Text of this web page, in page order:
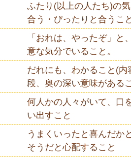
ふたり(以上の人たち)の
合う・ぴったりと合うこ
「おれは、やったぞ」
意な気分でいること。
だれにも、わかること(
段、奥の深い意味がある
何人かの人々がいて、口
い出すこと
うまくいったと喜んだか
そうだと心配すること